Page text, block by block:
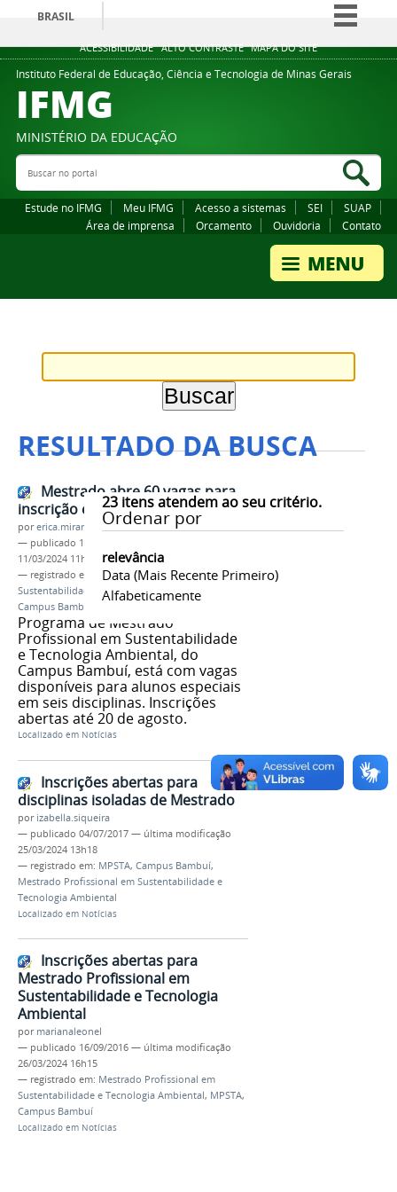
ACESSIBILIDADE ALTO CONTRASTE MAPA DO SITE
BRASIL
Simplifique!
Comunica BR
Legislação
Instituto Federal de Educação, Ciência e Tecnologia de Minas Gerais
IFMG
MINISTÉRIO DA EDUCAÇÃO
Buscar no portal
Estude no IFMG Meu IFMG Acesso a sistemas SEI
SUAP
Área de imprensa
Orcamento Ouvidoria Contato
RESULTADO DA BUSCA
23itens atendem ao seu critério.
Ordenar por
relevância
Data (mais Recente Primeiro)
Alfabeticamente
Mestrado abre 60 vagas para
inscrição em disciplinas isoladas
porerica.miranda
— publicado 16/08/2022
11/03/2024 11h41
— registrado em:
Mestrado Profissional em
Sustentabilidade e Tecnologia Ambiental
Campus Bambuí
Programa de Mestrado
Profissional em Sustentabilidade
e Tecnologia Ambiental, do
Campus Bambuí, está com vagas
disponíveis para alunos especiais
em seis disciplinas. Inscrições
abertas até 20 de agosto.
Localizado em Notícias
Inscrições abertas para
disciplinas isoladas de Mestrado
por izabella.siqueira
— publicado 04/07/2017 — última modificação
25/03/2024 13h18
— registrado em: MPSTA, Campus Bambuí,
Mestrado Profissional em Sustentabilidade e
Tecnologia Ambiental
Localizado em Notícias
Inscrições abertas para
Mestrado Profissional em
Sustentabilidade e Tecnologia
Ambiental
por marianaleonel
— publicado 16/09/2016 — última modificação
26/03/2024 16h15
— registrado em: Mestrado Profissional em
Sustentabilidade e Tecnologia Ambiental, MPSTA,
Campus Bambuí
Localizado em Notícias